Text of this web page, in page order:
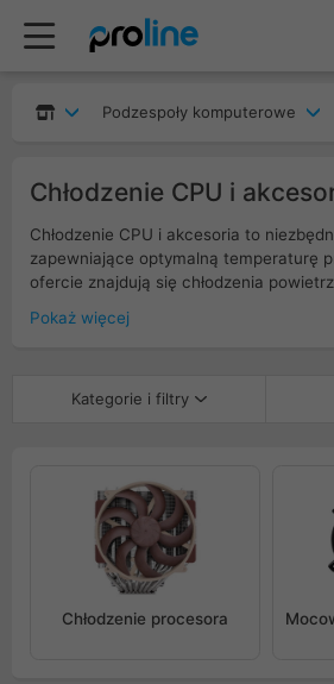
Podzespoły komputerowe
Chłodzenie CPU i
Chłodzenie CPU i akcesoria to
zapewniające optymalną temperaturę
ofercie znajdują się chłodzenia
wodne (AIO). Dostępne są także
żywotność sprzętu.
Pokaż więcej
Kategorie i filtry
Chłodzenie procesora